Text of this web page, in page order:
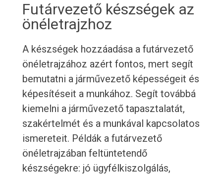
Futárvezető készségek az
önéletrajzhoz
A készségek hozzáadása a futárvezető
önéletrajzához azért fontos, mert segít
bemutatni a járművezető képességeit és
képesítéseit a munkához. Segít továbbá
kiemelni a járművezető tapasztalatát,
szakértelmét és a munkával kapcsolatos
ismereteit. Példák a futárvezető
önéletrajzában feltüntetendő
készségekre: jó ügyfélkiszolgálás,